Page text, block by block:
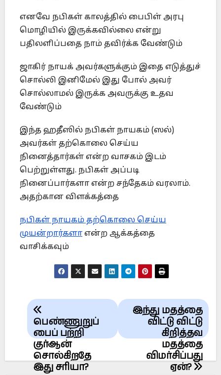
எனவே நபிகள் காலத்தில் பைபிள் அரபு
மொழியில் இருக்கவில்லை என்று
பதிலளிப்பதை நாம் தவிர்க்க வேண்டும்
ஜாகிர் நாயக் அவர்களுக்கும் இதை எடுத்துச்
சொல்லி இனிமேல் இது போல் அவர்
சொல்லாமல் இருக்க அவருக்கு உதவ
வேண்டும்
இந்த ஹதீஸில் நபிகள் நாயகம் (ஸல்)
அவர்கள் தற்கொலை செய்ய
நினைத்தார்கள் என்ற வாசகம் இடம்
பெற்றுள்ளது. நபிகள் அப்படி
நினைப்பார்களா என்ற சந்தேகம் வரலாம்.
அதற்கான விளக்கத்தை
நபிகள் நாயகம் தற்கொலை செய்ய
முயன்றார்களா என்ற ஆக்கத்தை
வாசிக்கவும்
Post
navigation
இந்து மதத்தை
விட்டு விட்டு
கிறித்தவ
மதத்தை
விமர்சிப்பது
ஏன்?
பெண்ணுறுப்
பைப் பற்றி
குர்ஆன்
சொல்கிறதே
இது சரியா?